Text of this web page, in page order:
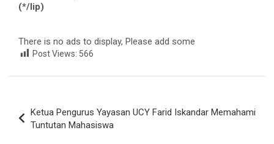
(*/lip)
There is no ads to display, Please add some
Post Views: 566
pos
Ketua Pengurus Yayasan UCY Farid Iskandar Memahami
Tuntutan Mahasiswa